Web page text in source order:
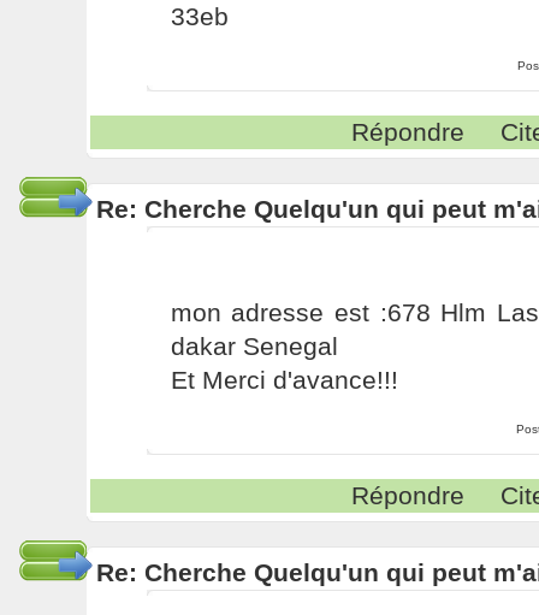
33eb
Répondre
Re: Cherche Quelqu'un qui peut
mon adresse est :678 Hlm
dakar Senegal
Et Merci d'avance!!!
Répondre
Re: Cherche Quelqu'un qui peut